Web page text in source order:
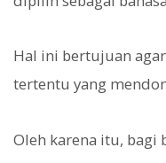
Hal ini bertujuan
tertentu yang
Oleh karena itu, bagi